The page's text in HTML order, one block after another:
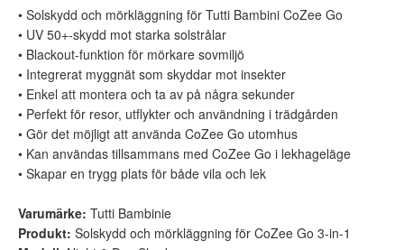
• Solskydd och mörkläggning för Tutti Bambini CoZee Go
• UV 50+-skydd mot starka solstrålar
• Blackout-funktion för mörkare sovmiljö
• Integrerat myggnät som skyddar mot insekter
• Enkel att montera och ta av på några sekunder
• Perfekt för resor, utflykter och användning i trädgården
• Gör det möjligt att använda CoZee Go utomhus
• Kan användas tillsammans med CoZee Go i lekhageläge
• Skapar en trygg plats för både vila och lek
Varumärke: Tutti Bambinie
Produkt: Solskydd och mörkläggning för CoZee Go 3-in-1